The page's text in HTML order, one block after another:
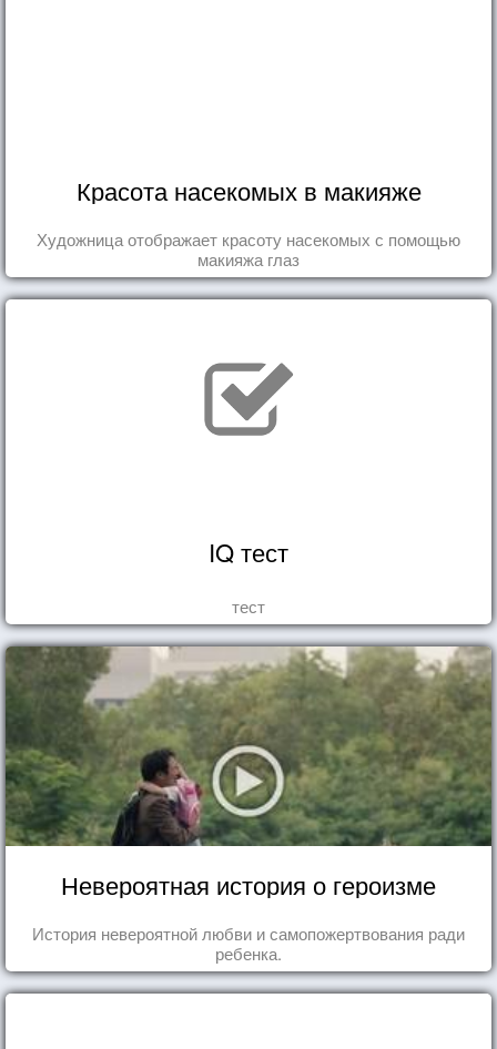
Красота насекомых в макияже
Художница отображает красоту насекомых с помощью
макияжа глаз
IQ тест
тест
Невероятная история о героизме
История невероятной любви и самопожертвования ради
ребенка.